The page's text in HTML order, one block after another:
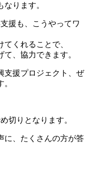
ります。
援も、こうやってワ
てくれることで、
て、協力できます。
支援プロジェクト、ぜ
切りとなります。
に、たくさんの方が答